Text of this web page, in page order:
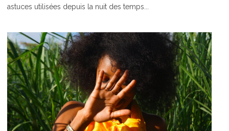
astuces utilisées depuis la nuit des temps...